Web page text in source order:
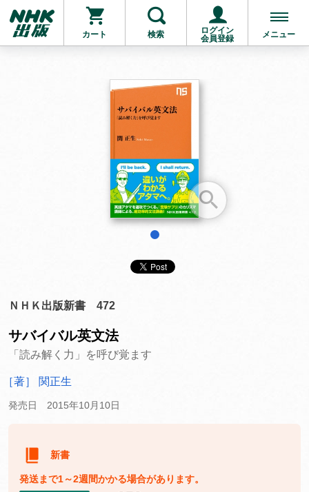
カート 検索
ログイン
会員登録
メニュー
お支払いに進む
他にも商品を買う
ＮＨＫ出版新書 472
サバイバル英文法
「読み解く力」を呼び覚ます
［著］ 関正生
発売日 2015年10月10日
新書
発送まで1～2週間かかる場合があります。